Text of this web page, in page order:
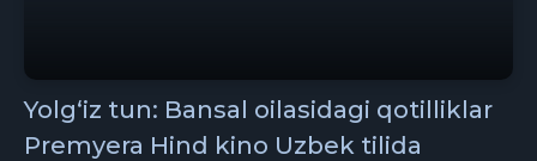
Yolg‘iz tun: Bansal oilasidagi qotilliklar
Premyera Hind kino Uzbek tilida